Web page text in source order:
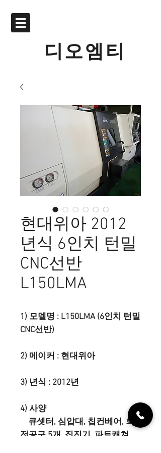
디오엠티
현대위아 2012
년식 6인치 턴밀
CNC선반
L150LMA
1) 모델명 : L150LMA (6인치 턴밀
CNC선반)
2) 메이커 : 현대위아
3) 년식 : 2012년
4) 사양
큐셋터, 심압대, 칩컨베어, 회
전공구 5개, 집진기, 파트캐쳐,